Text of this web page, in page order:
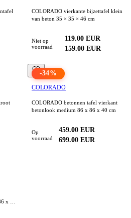
COLORADO vierkante bijzettafel klein
van beton 35 × 35 × 46 cm
Niet op
voorraad
119.00 EUR
159.00 EUR
-34%
COLORADO
COLORADO betonnen tafel vierkant
betonlook medium 86 x 86 x 40 cm
Op
voorraad
459.00 EUR
699.00 EUR
x 66